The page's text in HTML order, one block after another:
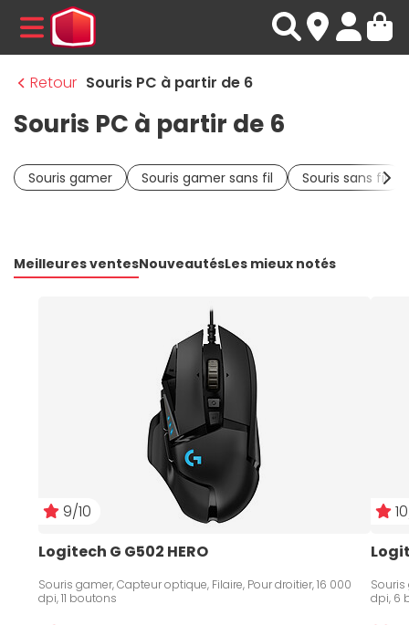
MENU
Retour Souris PC à partir de 6
Souris PC à partir de 6
Souris gamer Souris gamer sans fil Souris sans fil
Meilleures ventesNouveautésLes mieux notés
9/10
Logitech G G502 HERO
Souris gamer, Capteur optique, Filaire, Pour droitier, 16 000
dpi, 11 boutons
Souris
dpi, 6